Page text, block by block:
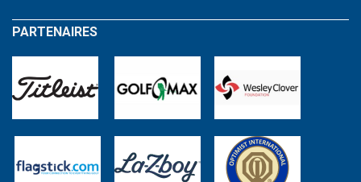
PARTENAIRES